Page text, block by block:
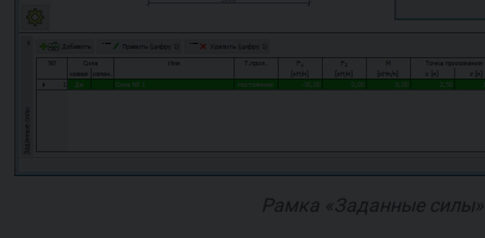
Рамка «Заданные силы»